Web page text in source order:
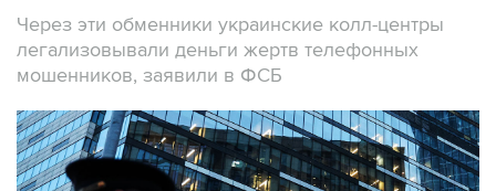
Через эти обменники украинские колл-центры
легализовывали деньги жертв телефонных
мошенников, заявили в ФСБ